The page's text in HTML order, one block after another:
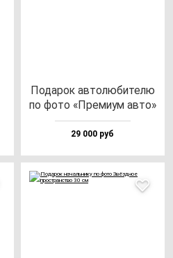
Пода­рок ав­то­лю­би­те­лю
по фо­то «Пре­ми­ум ав­то»
29 000 руб